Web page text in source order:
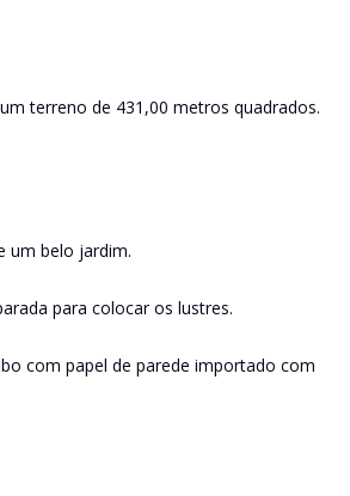
terreno de 431,00 metros quadrados.
um belo jardim.
para colocar os lustres.
com papel de parede importado com